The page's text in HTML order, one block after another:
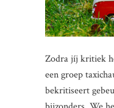
Zodra jíj kritiek
een groep
bekritiseert